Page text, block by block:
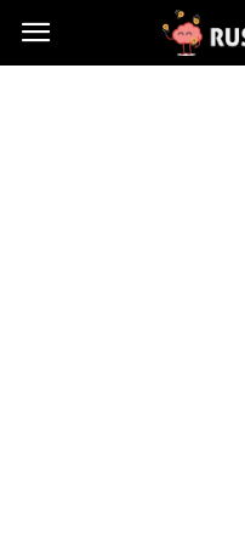
Ruszglowa.pl